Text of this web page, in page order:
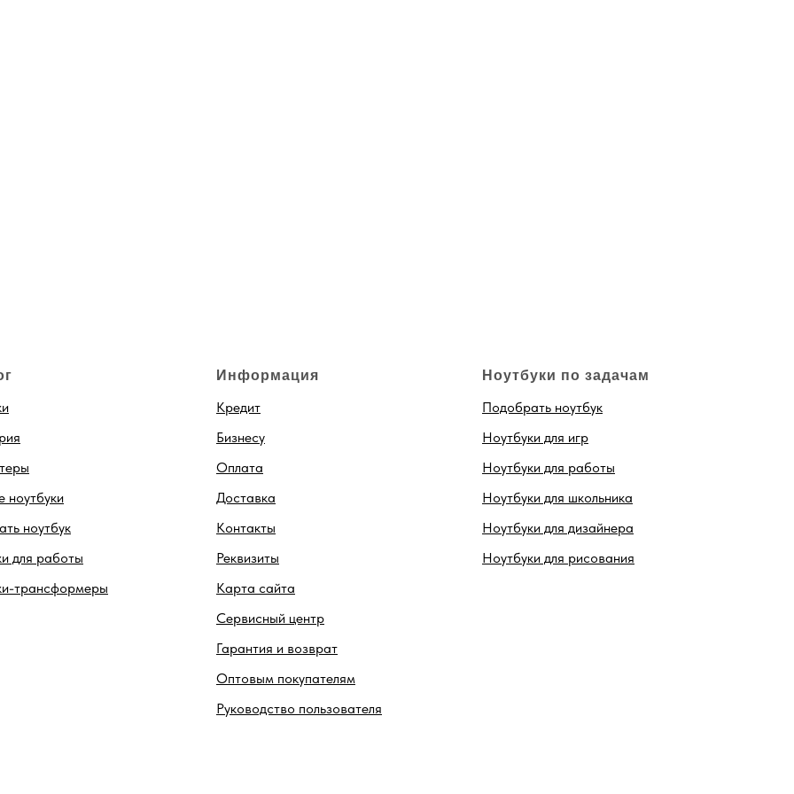
ноутбуки
ноутбук
для работы
трансформеры
Информация
Кредит
Бизнесу
Оплата
Доставка
Контакты
Реквизиты
Карта сайта
Сервисный центр
Гарантия и возврат
Оптовым покупателям
Руководство пользователя
Ноутбуки по задачам
Подобрать ноутбук
Ноутбуки для игр
Ноутбуки для работы
Ноутбуки для школьника
Ноутбуки для дизайнера
Ноутбуки для рисования